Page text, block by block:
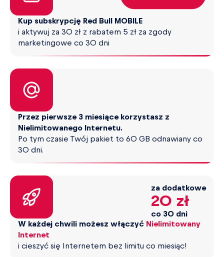
Kup subskrypcję Red Bull MOBILE
i aktywuj za 30 zł z rabatem 5 zł za zgody
marketingowe co 30 dni
Przez pierwsze 3 miesiące korzystasz z
Nielimitowanego Internetu.
Po tym czasie Twój pakiet to 60 GB odnawiany co
30 dni.
W każdej chwili możesz włączyć Nielimitowany
Internet
i cieszyć się Internetem bez limitu co miesiąc!
za dodatkowe
20 zł
co 30 dni